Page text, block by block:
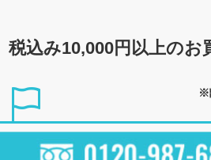
税込み10,000円以上のお
※